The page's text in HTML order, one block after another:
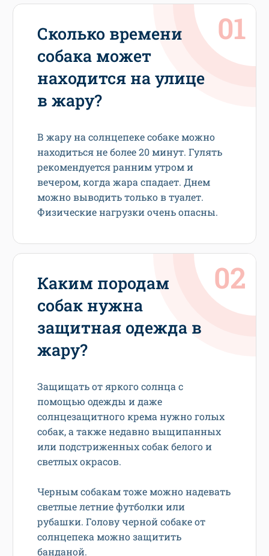
Сколько времени
собака может
находится на улице
в жару?
В жару на солнцепеке собаке можно
находиться не более 20 минут. Гулять
рекомендуется ранним утром и
вечером, когда жара спадает. Днем
можно выводить только в туалет.
Физические нагрузки очень опасны.
Каким породам
собак нужна
защитная одежда в
жару?
Защищать от яркого солнца с
помощью одежды и даже
солнцезащитного крема нужно голых
собак, а также недавно выщипанных
или подстриженных собак белого и
светлых окрасов.
Черным собакам тоже можно надевать
светлые летние футболки или
рубашки. Голову черной собаке от
солнцепека можно защитить
банданой.